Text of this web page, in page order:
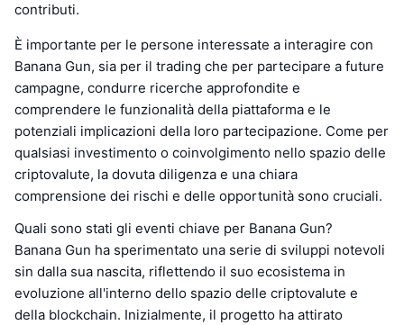
contributi.
È importante per le persone interessate a interagire con
Banana Gun, sia per il trading che per partecipare a future
campagne, condurre ricerche approfondite e
comprendere le funzionalità della piattaforma e le
potenziali implicazioni della loro partecipazione. Come per
qualsiasi investimento o coinvolgimento nello spazio delle
criptovalute, la dovuta diligenza e una chiara
comprensione dei rischi e delle opportunità sono cruciali.
Quali sono stati gli eventi chiave per Banana Gun?
Banana Gun ha sperimentato una serie di sviluppi notevoli
sin dalla sua nascita, riflettendo il suo ecosistema in
evoluzione all'interno dello spazio delle criptovalute e
della blockchain. Inizialmente, il progetto ha attirato